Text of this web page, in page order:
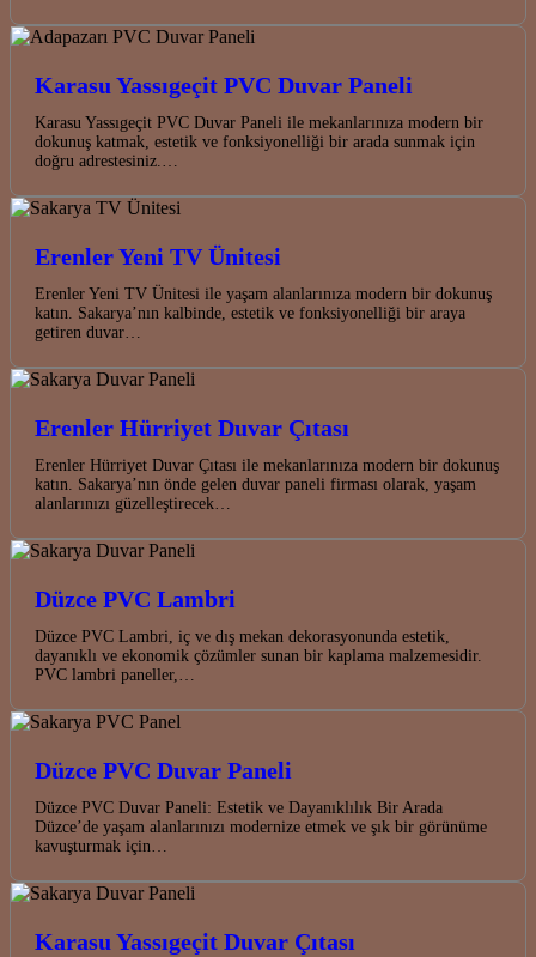
Karasu Yassıgeçit PVC Duvar Paneli
Karasu Yassıgeçit PVC Duvar Paneli ile mekanlarınıza modern bir
dokunuş katmak, estetik ve fonksiyonelliği bir arada sunmak için
doğru adrestesiniz.…
Erenler Yeni TV Ünitesi
Erenler Yeni TV Ünitesi ile yaşam alanlarınıza modern bir dokunuş
katın. Sakarya’nın kalbinde, estetik ve fonksiyonelliği bir araya
getiren duvar…
Erenler Hürriyet Duvar Çıtası
Erenler Hürriyet Duvar Çıtası ile mekanlarınıza modern bir dokunuş
katın. Sakarya’nın önde gelen duvar paneli firması olarak, yaşam
alanlarınızı güzelleştirecek…
Düzce PVC Lambri
Düzce PVC Lambri, iç ve dış mekan dekorasyonunda estetik,
dayanıklı ve ekonomik çözümler sunan bir kaplama malzemesidir.
PVC lambri paneller,…
Düzce PVC Duvar Paneli
Düzce PVC Duvar Paneli: Estetik ve Dayanıklılık Bir Arada
Düzce’de yaşam alanlarınızı modernize etmek ve şık bir görünüme
kavuşturmak için…
Karasu Yassıgeçit Duvar Çıtası